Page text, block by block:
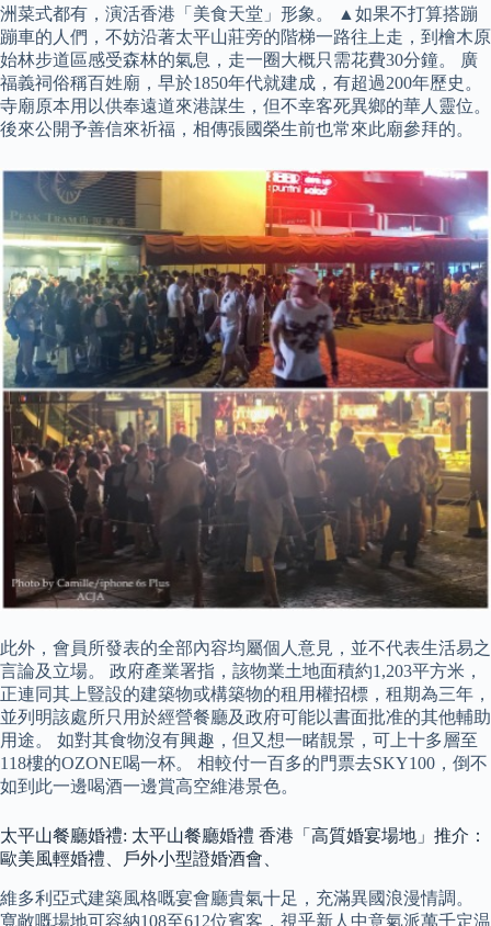
洲菜式都有，演活香港「美食天堂」形象。 ▲如果不打算搭蹦
蹦車的人們，不妨沿著太平山莊旁的階梯一路往上走，到檜木原
始林步道區感受森林的氣息，走一圈大概只需花費30分鐘。 廣
福義祠俗稱百姓廟，早於1850年代就建成，有超過200年歷史。
寺廟原本用以供奉遠道來港謀生，但不幸客死異鄉的華人靈位。
後來公開予善信來祈福，相傳張國榮生前也常來此廟參拜的。
此外，會員所發表的全部內容均屬個人意見，並不代表生活易之
言論及立場。 政府產業署指，該物業土地面積約1,203平方米，
正連同其上豎設的建築物或構築物的租用權招標，租期為三年，
並列明該處所只用於經營餐廳及政府可能以書面批准的其他輔助
用途。 如對其食物沒有興趣，但又想一睹靚景，可上十多層至
118樓的OZONE喝一杯。 相較付一百多的門票去SKY100，倒不
如到此一邊喝酒一邊賞高空維港景色。
太平山餐廳婚禮: 太平山餐廳婚禮 香港「高質婚宴場地」推介：
歐美風輕婚禮、戶外小型證婚酒會、
維多利亞式建築風格嘅宴會廳貴氣十足，充滿異國浪漫情調。
寬敞嘅場地可容納108至612位賓客，視乎新人中意氣派萬千定温